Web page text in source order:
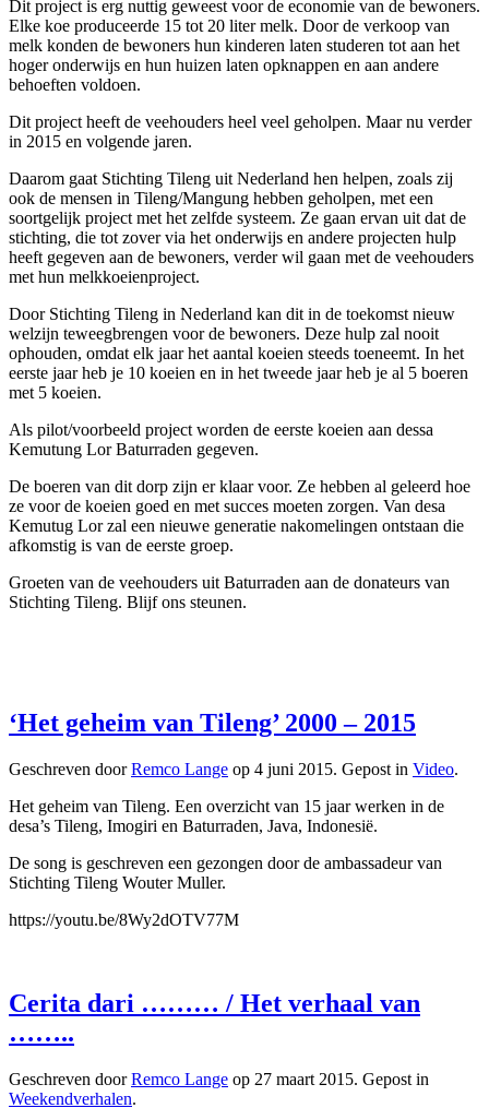
Dit project is erg nuttig geweest voor de economie van de bewoners.
Elke koe produceerde 15 tot 20 liter melk. Door de verkoop van
melk konden de bewoners hun kinderen laten studeren tot aan het
hoger onderwijs en hun huizen laten opknappen en aan andere
behoeften voldoen.
Dit project heeft de veehouders heel veel geholpen. Maar nu verder
in 2015 en volgende jaren.
Daarom gaat Stichting Tileng uit Nederland hen helpen, zoals zij
ook de mensen in Tileng/Mangung hebben geholpen, met een
soortgelijk project met het zelfde systeem. Ze gaan ervan uit dat de
stichting, die tot zover via het onderwijs en andere projecten hulp
heeft gegeven aan de bewoners, verder wil gaan met de veehouders
met hun melkkoeienproject.
Door Stichting Tileng in Nederland kan dit in de toekomst nieuw
welzijn teweegbrengen voor de bewoners. Deze hulp zal nooit
ophouden, omdat elk jaar het aantal koeien steeds toeneemt. In het
eerste jaar heb je 10 koeien en in het tweede jaar heb je al 5 boeren
met 5 koeien.
Als pilot/voorbeeld project worden de eerste koeien aan dessa
Kemutung Lor Baturraden gegeven.
De boeren van dit dorp zijn er klaar voor. Ze hebben al geleerd hoe
ze voor de koeien goed en met succes moeten zorgen. Van desa
Kemutug Lor zal een nieuwe generatie nakomelingen ontstaan die
afkomstig is van de eerste groep.
Groeten van de veehouders uit Baturraden aan de donateurs van
Stichting Tileng. Blijf ons steunen.
‘Het geheim van Tileng’ 2000 – 2015
Geschreven doorRemco Lange op 4 juni 2015. Gepost in Video.
Het geheim van Tileng. Een overzicht van 15 jaar werken in de
desa’s Tileng, Imogiri en Baturraden, Java, Indonesië.
De song is geschreven een gezongen door de ambassadeur van
Stichting Tileng Wouter Muller.
https://youtu.be/8Wy2dOTV77M
Cerita dari ……… / Het verhaal van
……..
Geschreven doorRemco Lange op 27 maart 2015. Gepost in
Weekendverhalen.